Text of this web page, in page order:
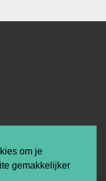
om je
gemakkelijker